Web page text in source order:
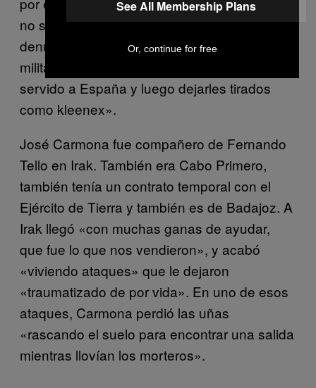
no se les haya hecho un seguimiento»,
denuncia Pérez: «No se puede utilizar a los
militares de carácter temporal que han
servido a España y luego dejarles tirados
como kleenex».
José Carmona fue compañero de Fernando
Tello en Irak. También era Cabo Primero,
también tenía un contrato temporal con el
Ejército de Tierra y también es de Badajoz. A
Irak llegó «con muchas ganas de ayudar,
que fue lo que nos vendieron», y acabó
«viviendo ataques» que le dejaron
«traumatizado de por vida». En uno de esos
ataques, Carmona perdió las uñas
«rascando el suelo para encontrar una salida
mientras llovían los morteros».
See All Membership Plans
Or, continue for free